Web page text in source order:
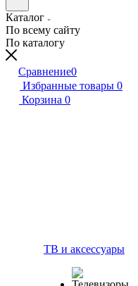
Каталог
По всему сайту
По каталогу
Сравнение0
Избранные товары 0
Корзина 0
ТВ и аксессуары